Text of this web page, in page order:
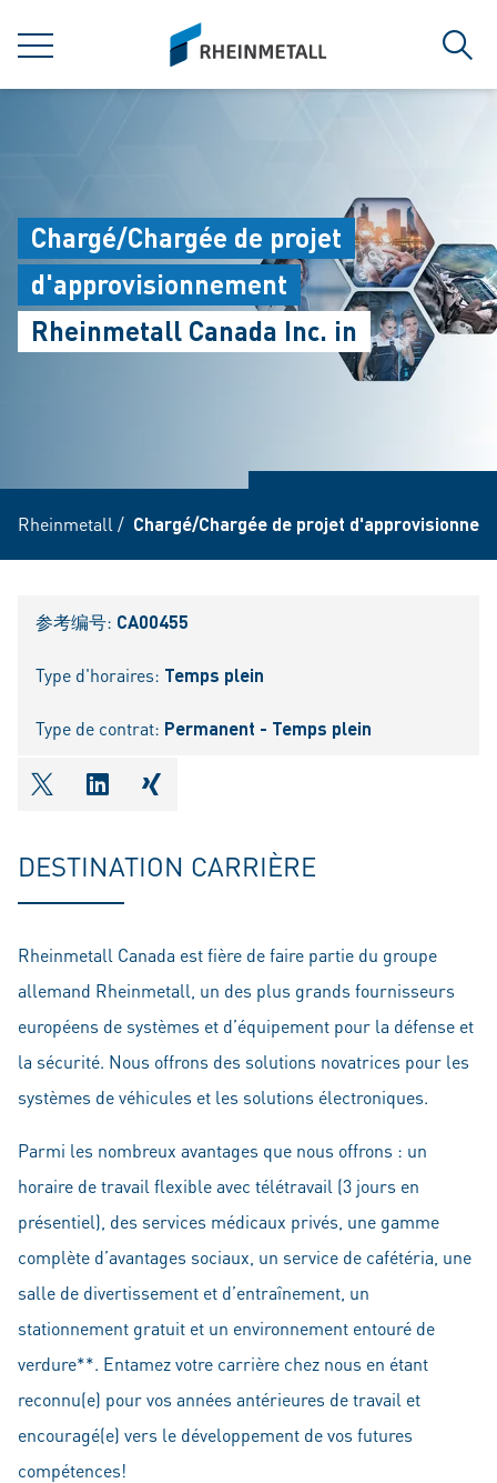
菜单
siteLogo
搜索
Chargé/Chargée de projet
d'approvisionnement
Rheinmetall Canada Inc. in
Rheinmetall / Chargé/Chargée de projet
参考编号: CA00455
Type d'horaires: Temps plein
Type de contrat: Permanent - Temps plein
shareOntwitter
shareOnlinkedIn
shareOnxing
DESTINATION CARRIÈRE
Rheinmetall Canada est fière de faire partie du groupe
allemand Rheinmetall, un des plus grands fournisseurs
européens de systèmes et d’équipement pour la défense et
la sécurité. Nous offrons des solutions novatrices pour les
systèmes de véhicules et les solutions électroniques.
Parmi les nombreux avantages que nous offrons : un
horaire de travail flexible avec télétravail (3 jours en
présentiel), des services médicaux privés, une gamme
complète d’avantages sociaux, un service de cafétéria, une
salle de divertissement et d’entraînement, un
stationnement gratuit et un environnement entouré de
verdure**. Entamez votre carrière chez nous en étant
reconnu(e) pour vos années antérieures de travail et
encouragé(e) vers le développement de vos futures
compétences!